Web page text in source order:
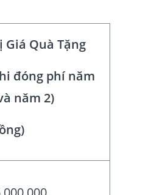
Giá Quà Tặng
đóng phí năm
năm 2)